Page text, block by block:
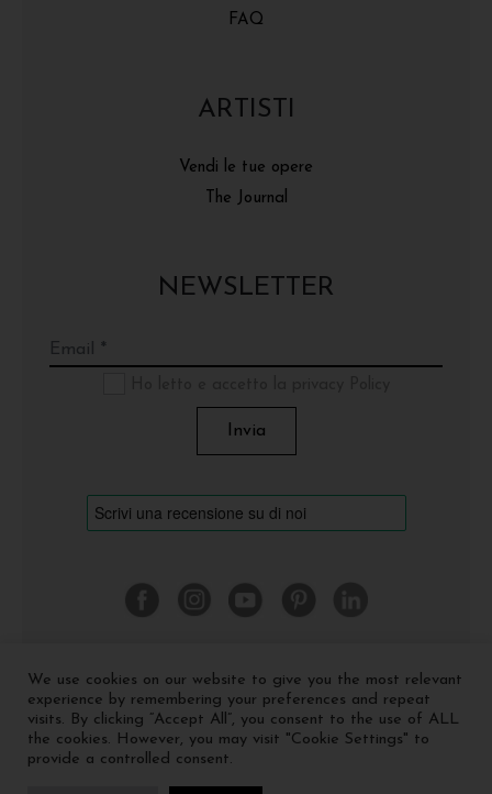
FAQ
ARTISTI
Vendi le tue opere
The Journal
NEWSLETTER
© 2026 Cinquerosso Arte S.r.l. a socio unico - p.Iva
04035591207 -Privacy policy-Cookie policy
We use cookies on our website to give you the most relevant
experience by remembering your preferences and repeat
visits. By clicking “Accept All”, you consent to the use of ALL
the cookies. However, you may visit "Cookie Settings" to
provide a controlled consent.